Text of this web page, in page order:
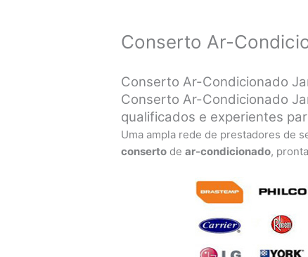
Conserto Ar-
Conserto Ar-Condicionado
Conserto Ar-Condicionado
qualificados e experientes
Uma ampla rede de prestadores de
conserto dear-condicionado,